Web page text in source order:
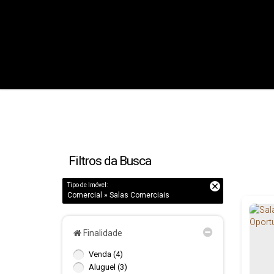
Filtros da Busca
Tipo de Imóvel:
Comercial » Salas Comerciais
Finalidade
Venda (4)
Aluguel (3)